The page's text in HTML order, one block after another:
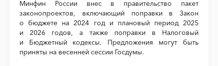
Минфин России внес в правительство пакет
законопроектов, включающий поправки в Закон
о бюджете на 2024 год и плановый период 2025
и 2026 годов, а также поправки в Налоговый
и Бюджетный кодексы. Предложения могут быть
приняты на весенней сессии Госдумы.